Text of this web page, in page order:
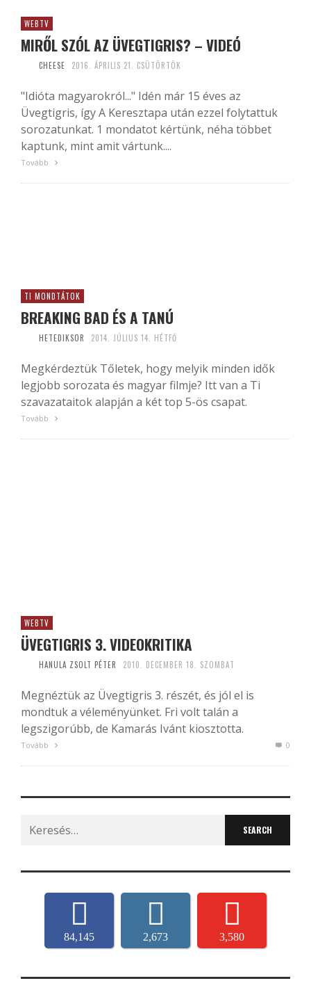
WEBTV
MIRŐL SZÓL AZ ÜVEGTIGRIS? – VIDEÓ
CHEESE 2016. ÁPRILIS 21. CSÜTÖRTÖK
"Idióta magyarokról..." Idén már 15 éves az
Üvegtigris, így A Keresztapa után ezzel folytattuk
sorozatunkat. 1 mondatot kértünk, néha többet
kaptunk, mint amit vártunk....
Tovább
TI MONDTÁTOK
BREAKING BAD ÉS A TANÚ
HETEDIKSOR 2014. JÚLIUS 14. HÉTFŐ
Megkérdeztük Tőletek, hogy melyik minden idők
legjobb sorozata és magyar filmje? Itt van a Ti
szavazataitok alapján a két top 5-ös csapat.
Tovább
WEBTV
ÜVEGTIGRIS 3. VIDEOKRITIKA
HANULA ZSOLT PÉTER 2010. DECEMBER 18. SZOMBAT
Megnéztük az Üvegtigris 3. részét, és jól el is
mondtuk a véleményünket. Fri volt talán a
legszigorúbb, de Kamarás Ivánt kiosztotta.
Tovább 0
Search
for:
84,145 2,673 3,580